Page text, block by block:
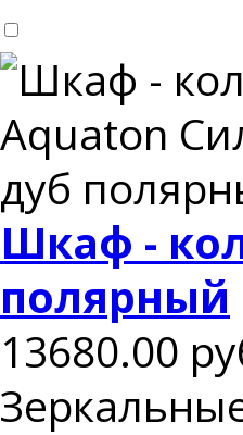
Шкаф -
полярный
13680.00